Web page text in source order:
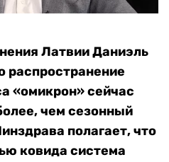
Латвии Даниэль
распространение
«омикрон» сейчас
чем сезонный
полагает, что
ковида система